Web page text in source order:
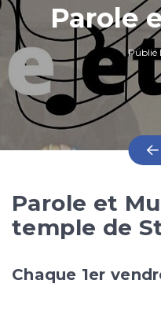
Parole
Publié
Parole et
temple de
Chaque 1er